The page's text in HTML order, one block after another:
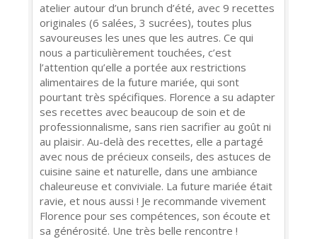
atelier autour d’un brunch d’été, avec 9 recettes
originales (6 salées, 3 sucrées), toutes plus
savoureuses les unes que les autres. Ce qui
nous a particulièrement touchées, c’est
l’attention qu’elle a portée aux restrictions
alimentaires de la future mariée, qui sont
pourtant très spécifiques. Florence a su adapter
ses recettes avec beaucoup de soin et de
professionnalisme, sans rien sacrifier au goût ni
au plaisir. Au-delà des recettes, elle a partagé
avec nous de précieux conseils, des astuces de
cuisine saine et naturelle, dans une ambiance
chaleureuse et conviviale. La future mariée était
ravie, et nous aussi ! Je recommande vivement
Florence pour ses compétences, son écoute et
sa générosité. Une très belle rencontre !